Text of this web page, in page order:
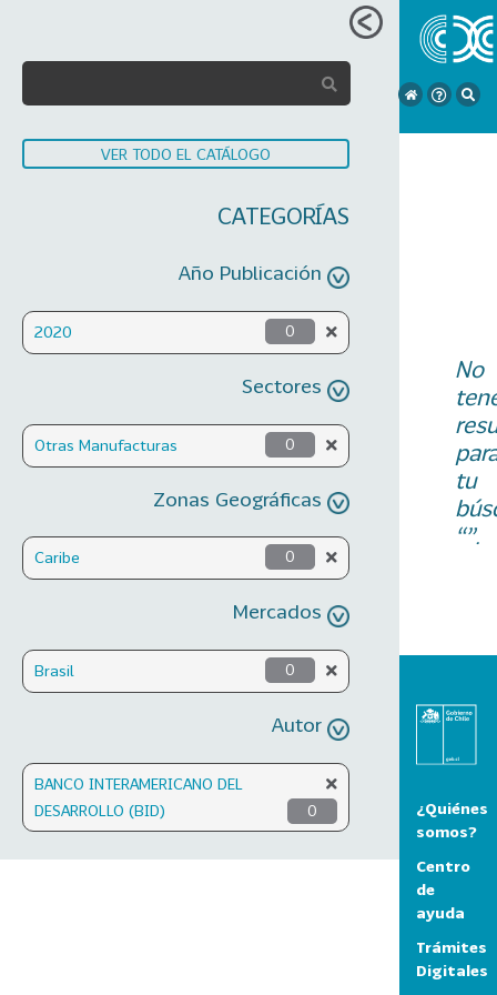
VER TODO EL CATÁLOGO
CATEGORÍAS
Año Publicación
2020 0
Sectores
Otras Manufacturas 0
Zonas Geográficas
Caribe 0
Mercados
Brasil 0
Autor
BANCO INTERAMERICANO DEL
DESARROLLO (BID)
0
No
tu
“”.
¿Quiénes
somos?
Centro
de
ayuda
Trámites
Digitales